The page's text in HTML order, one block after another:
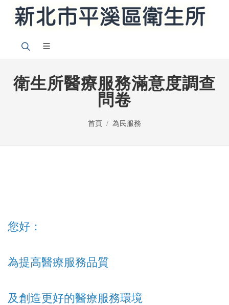
衛生所醫療服務滿意度調查
問卷
首頁 為民服務
您好：
為提高醫療服務品質
及創造更好的醫療服務環境